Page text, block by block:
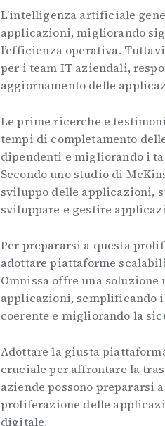
L’intelligenza artificiale
applicazioni, migliorando
l’efficienza operativa.
per i team IT aziendali,
aggiornamento delle
Le prime ricerche e
tempi di completamento
dipendenti e migliorando i
Secondo uno studio di
sviluppo delle applicazioni,
sviluppare e gestire
Per prepararsi a questa
adottare piattaforme
Omnissa offre una
applicazioni, semplificando i
coerente e migliorando la
Adottare la giusta
cruciale per affrontare la
aziende possono prepararsi
proliferazione delle
digitale.